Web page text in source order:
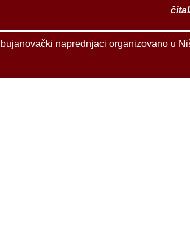
I bujanovački naprednjaci organizovano u